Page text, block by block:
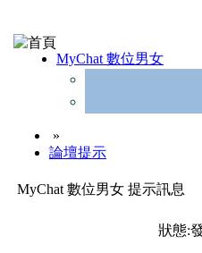
MyChat 數位男女
»
論壇提示
MyChat 數位男女 提示訊息
狀態: